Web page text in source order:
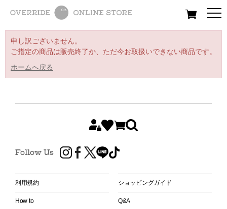
All Women Men
申し訳ございません。
ご指定の商品は販売終了か、ただ今お取扱いできない商品です。
ホームへ戻る
Follow Us
利用規約 ショッピングガイド
How to Q&A